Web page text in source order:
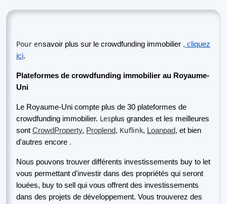
Pour ensavoir plus sur le crowdfunding immobilier , cliquez
ici.
Plateformes de crowdfunding immobilier au Royaume-
Uni
Le Royaume-Uni compte plus de 30 plateformes de
crowdfunding immobilier. Lesplus grandes et les meilleures
sont CrowdProperty, Proplend, Kuflink, Loanpad, et bien
d'autres encore .
Nous pouvons trouver différents investissements buy to let
vous permettant d'investir dans des propriétés qui seront
louées, buy to sell qui vous offrent des investissements
dans des projets de développement. Vous trouverez des